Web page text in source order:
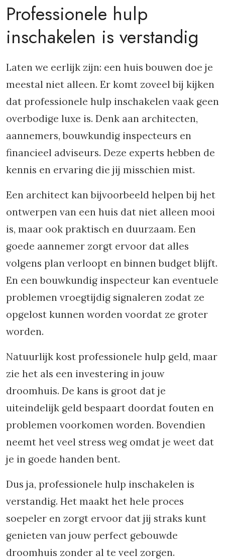
Professionele hulp
inschakelen is verstandig
Laten we eerlijk zijn: een huis bouwen doe je
meestal niet alleen. Er komt zoveel bij kijken
dat professionele hulp inschakelen vaak geen
overbodige luxe is. Denk aan architecten,
aannemers, bouwkundig inspecteurs en
financieel adviseurs. Deze experts hebben de
kennis en ervaring die jij misschien mist.
Een architect kan bijvoorbeeld helpen bij het
ontwerpen van een huis dat niet alleen mooi
is, maar ook praktisch en duurzaam. Een
goede aannemer zorgt ervoor dat alles
volgens plan verloopt en binnen budget blijft.
En een bouwkundig inspecteur kan eventuele
problemen vroegtijdig signaleren zodat ze
opgelost kunnen worden voordat ze groter
worden.
Natuurlijk kost professionele hulp geld, maar
zie het als een investering in jouw
droomhuis. De kans is groot dat je
uiteindelijk geld bespaart doordat fouten en
problemen voorkomen worden. Bovendien
neemt het veel stress weg omdat je weet dat
je in goede handen bent.
Dus ja, professionele hulp inschakelen is
verstandig. Het maakt het hele proces
soepeler en zorgt ervoor dat jij straks kunt
genieten van jouw perfect gebouwde
droomhuis zonder al te veel zorgen.